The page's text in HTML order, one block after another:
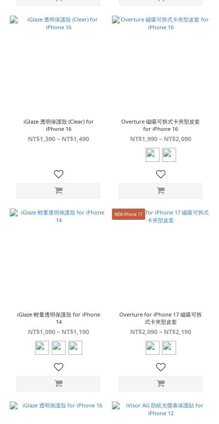
iGlaze 透明保護殼 (Clear) for
iPhone 16
NT$1,390 ~ NT$1,490
Overture 磁吸可拆式卡夾型皮套
for iPhone 16
NT$1,990 ~ NT$2,090
iGlaze 輕量透明保護殼 for iPhone
14
NT$1,090 ~ NT$1,190
NEW iPhone 17
Overture for iPhone 17 磁吸可拆
式卡夾型皮套
NT$2,090 ~ NT$2,190